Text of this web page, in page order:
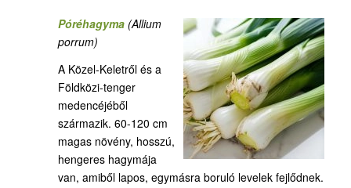
Póréhagyma(Allium
porrum)
A Közel-Keletről és a
Földközi-tenger
medencéjéből
származik. 60-120 cm
magas növény, hosszú,
hengeres hagymája
van, amiből lapos, egymásra boruló levelek fejlődnek.